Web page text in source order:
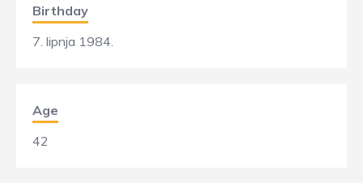
Birthday
7. lipnja 1984.
Age
42